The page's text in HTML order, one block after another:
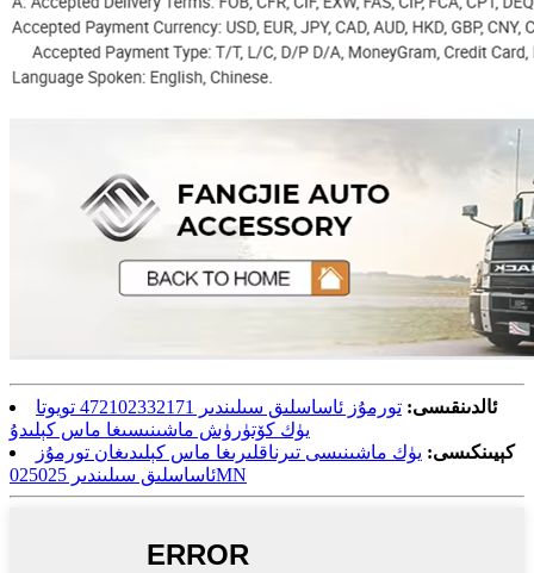
ئالدىنقىسى:
تورمۇز ئاساسلىق سىلىندىر 472102332171 تويوتا
يۈك كۆتۈرۈش ماشىنىسىغا ماس كېلىدۇ
كېيىنكىسى: يۈك ماشىنىسى تىرناقلىرىغا ماس كېلىدىغان تورمۇز
ئاساسلىق سىلىندىر 025025MN